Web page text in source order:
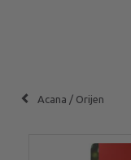
Acana / Orijen